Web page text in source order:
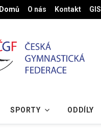
Domů O nás Kontakt GIS
SPORTY ODDÍLY